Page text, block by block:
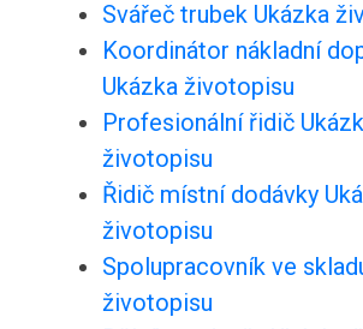
Svářeč trubek Ukázka
Koordinátor nákladní
Ukázka životopisu
Profesionální řidič
životopisu
Řidič místní dodávky
životopisu
Spolupracovník ve
životopisu